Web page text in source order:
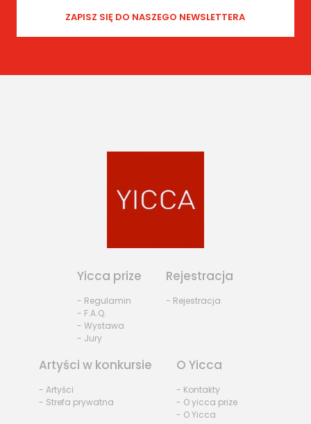
Yicca prize
- Regulamin
- F.A.Q.
- Wystawa
- Jury
Rejestracja
- Rejestracja
Artyści w konkursie
- Artyści
- Strefa prywatna
O Yicca
- Kontakty
- O yicca prize
- O Yicca